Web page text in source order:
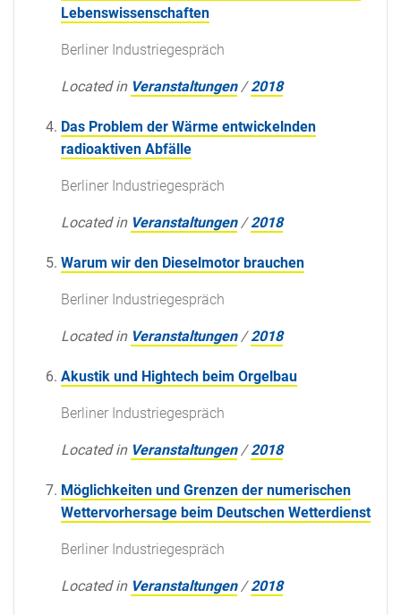
Lebenswissenschaften
Berliner Industriegespräch
Located in Veranstaltungen /2018
Das Problem der Wärme entwickelnden
radioaktiven Abfälle
Berliner Industriegespräch
Located in Veranstaltungen /2018
Warum wir den Dieselmotor brauchen
Berliner Industriegespräch
Located in Veranstaltungen /2018
Akustik und Hightech beim Orgelbau
Berliner Industriegespräch
Located in Veranstaltungen /2018
Möglichkeiten und Grenzen der numerischen
Wettervorhersage beim Deutschen Wetterdienst
Berliner Industriegespräch
Located in Veranstaltungen /2018